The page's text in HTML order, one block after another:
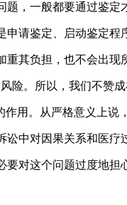
题，一般都要通过鉴
申请鉴定、启动鉴定程
重其负担，也不会出现
险。所以，我们不赞
作用。从严格意义上说
讼中对因果关系和医
要对这个问题过度地担